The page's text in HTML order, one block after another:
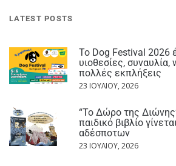
LATEST POSTS
Το Dog Festival 2026
υιοθεσίες, συναυλία,
πολλές εκπλήξεις
23 ΙΟΥΛΊΟΥ, 2026
“Το Δώρο της
παιδικό βιβλίο
αδέσποτων
23 ΙΟΥΛΊΟΥ, 2026